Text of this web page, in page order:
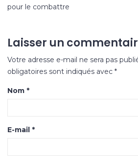
pour le combattre
Laisser un
Votre adresse e-mail ne sera pas
obligatoires sont indiqués avec *
Nom *
E-mail *